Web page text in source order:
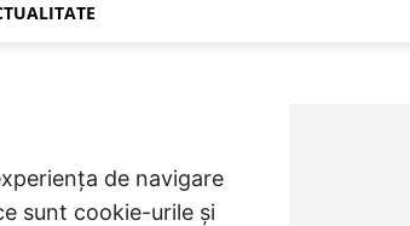
de navigare
sunt cookie-urile și